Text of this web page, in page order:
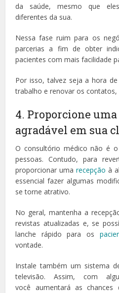
da saúde, mesmo que
diferentes da sua.
Nessa fase ruim para os
parcerias a fim de obter
pacientes com mais facilidade
Por isso, talvez seja a hora
trabalho e renovar os
4. Proporcione uma
agradável em sua
O consultório médico não é
pessoas. Contudo, para
proporcionar umarecepção à
essencial fazer algumas
se torne atrativo.
No geral, mantenha a
revistas atualizadas e, se
lanche rápido para os
vontade.
Instale também um sistema
televisão. Assim, com
você aumentará as